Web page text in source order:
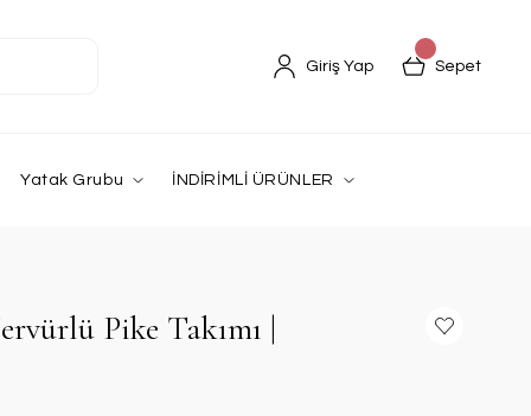
Giriş Yap Sepet
Yatak Grubu İNDİRİMLİ ÜRÜNLER
Pike Takımı |